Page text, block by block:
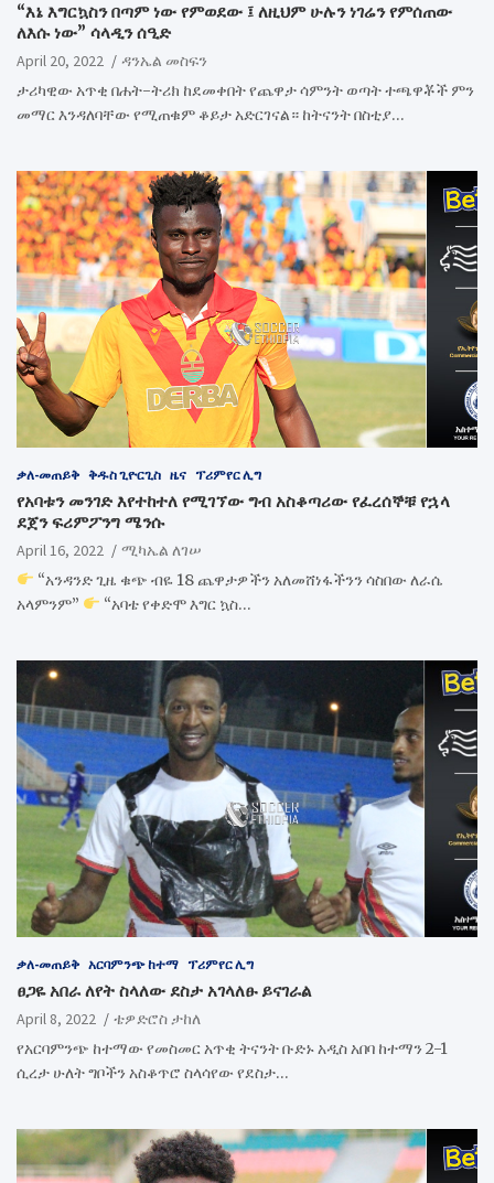
“እኔ እግርኳስን በጣም ነው የምወደው ፤ ለዚህም ሁሉን ነገሬን የምሰጠው
ለእሱ ነው” ሳላዲን ሰዒድ
April 20, 2022
ዳንኤል መስፍን
ታሪካዊው አጥቂ በሐት-ትሪክ ከደመቀበት የጨዋታ ሳምንት ወጣት ተጫዋቾች ምን
መማር እንዳለባቸው የሚጠቁም ቆይታ አድርገናል። ከትናንት በስቲያ…
ቃለ-መጠይቅ ቅዱስ ጊዮርጊስ ዜና ፕሪምየር ሊግ
የአባቱን መንገድ እየተከተለ የሚገኘው ግብ አስቆጣሪው የፈረሰኞቹ የኋላ
ደጀን ፍሪምፖንግ ሜንሱ
April 16, 2022
ሚካኤል ለገሠ
“አንዳንድ ጊዜ ቁጭ ብዬ 18 ጨዋታዎችን አለመሸነፋችንን ሳስበው ለራሴ
አላምንም”
“አባቴ የቀድሞ እግር ኳስ…
ቃለ-መጠይቅ አርባምንጭ ከተማ ፕሪምየር ሊግ
ፀጋዬ አበራ ለየት ስላለው ደስታ አገላለፁ ይናገራል
April 8, 2022
ቴዎድሮስ ታከለ
የአርባምንጭ ከተማው የመስመር አጥቂ ትናንት ቡድኑ አዲስ አበባ ከተማን 2-1
ሲረታ ሁለት ግቦችን አስቆጥሮ ስላሳየው የደስታ…